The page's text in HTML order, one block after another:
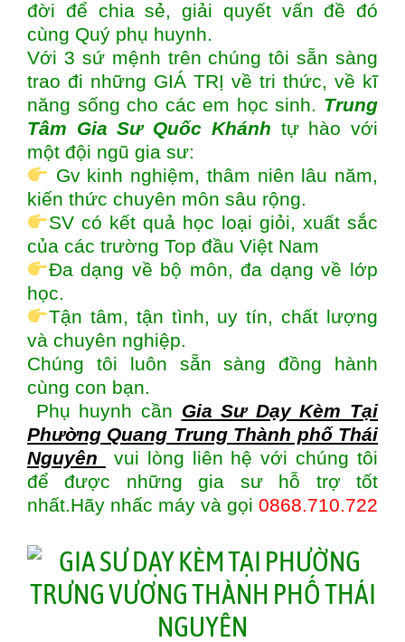
đời để chia sẻ, giải quyết vấn đề đó
cùng Quý phụ huynh.
Với 3 sứ mệnh trên chúng tôi sẵn sàng
trao đi những GIÁ TRỊ về tri thức, về kĩ
năng sống cho các em học sinh. Trung
Tâm Gia Sư Quốc Khánh tự hào với
một đội ngũ gia sư:
Gv kinh nghiệm, thâm niên lâu năm,
kiến thức chuyên môn sâu rộng.
SV có kết quả học loại giỏi, xuất sắc
của các trường Top đầu Việt Nam
Đa dạng về bộ môn, đa dạng về lớp
học.
Tận tâm, tận tình, uy tín, chất lượng
và chuyên nghiệp.
Chúng tôi luôn sẵn sàng đồng hành
cùng con bạn.
Phụ huynh cần Gia Sư Dạy Kèm Tại
Phường Quang Trung Thành phố Thái
Nguyên
vui lòng liên hệ với chúng tôi
để được những gia sư hỗ trợ tốt
nhất.Hãy nhấc máy và gọi 0868.710.722